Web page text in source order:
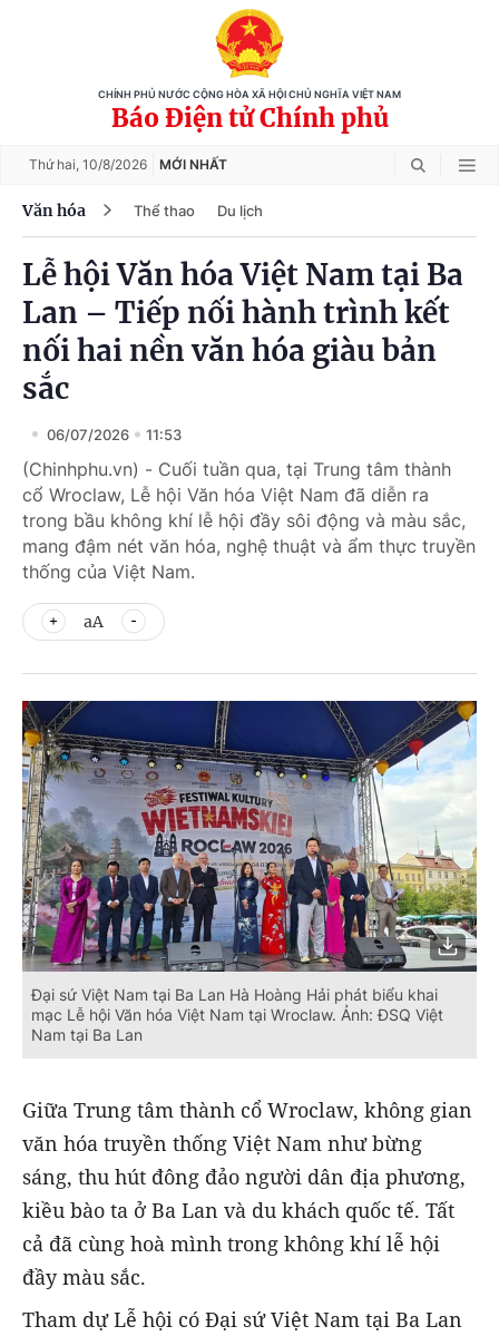
CHÍNH PHỦ NƯỚC CỘNG HÒA XÃ HỘI CHỦ NGHĨA VIỆT NAM
Báo Điện tử Chính phủ
Thứ hai, 10/8/2026 MỚI NHẤT
Văn hóa Thể thao Du lịch
Lễ hội Văn hóa Việt Nam tại Ba
Lan – Tiếp nối hành trình kết
nối hai nền văn hóa giàu bản
sắc
06/07/2026 11:53
(Chinhphu.vn) - Cuối tuần qua, tại Trung tâm thành
cổ Wroclaw, Lễ hội Văn hóa Việt Nam đã diễn ra
trong bầu không khí lễ hội đầy sôi động và màu sắc,
mang đậm nét văn hóa, nghệ thuật và ẩm thực truyền
thống của Việt Nam.
aA
Đại sứ Việt Nam tại Ba Lan Hà Hoàng Hải phát biểu khai
mạc Lễ hội Văn hóa Việt Nam tại Wroclaw. Ảnh: ĐSQ Việt
Nam tại Ba Lan
Giữa Trung tâm thành cổ Wroclaw, không gian
văn hóa truyền thống Việt Nam như bừng
sáng, thu hút đông đảo người dân địa phương,
kiều bào ta ở Ba Lan và du khách quốc tế. Tất
cả đã cùng hoà mình trong không khí lễ hội
đầy màu sắc.
Tham dự Lễ hội có Đại sứ Việt Nam tại Ba Lan